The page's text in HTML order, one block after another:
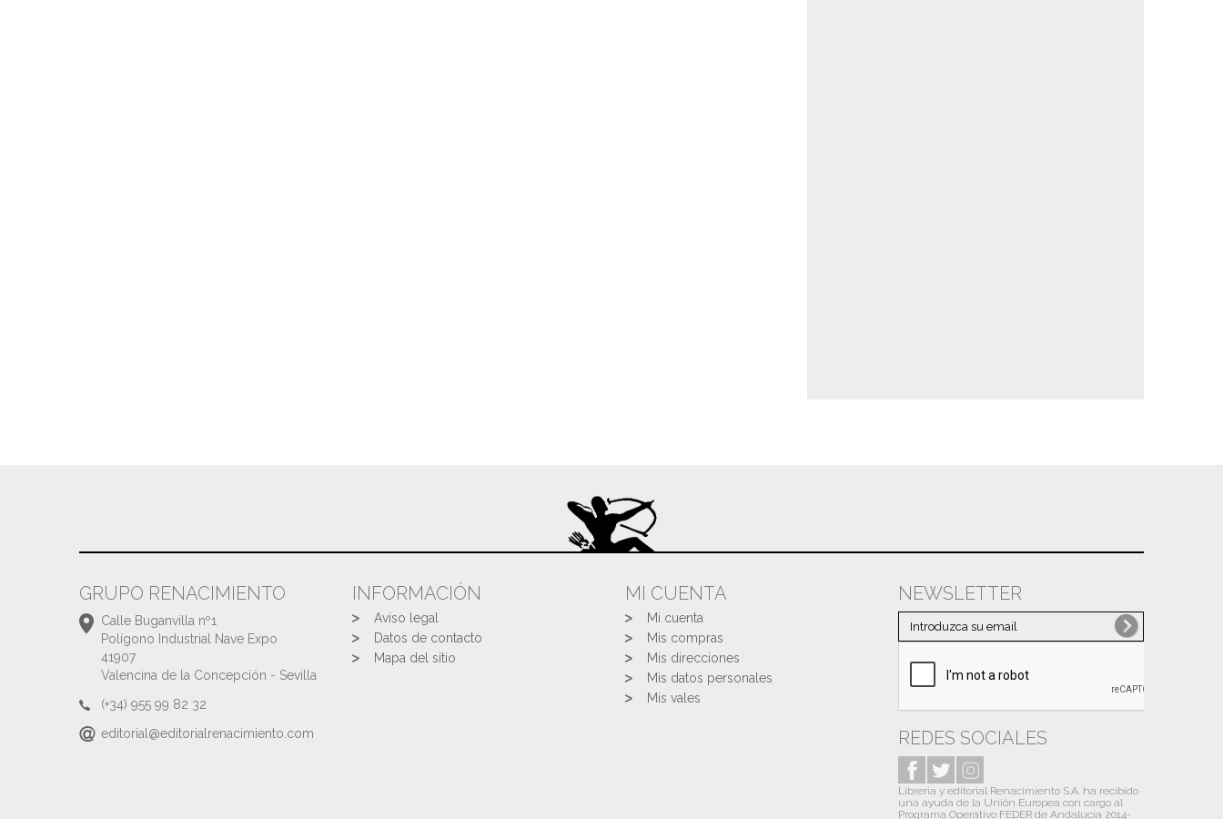
GRUPO RENACIMIENTO
Calle Buganvilla nº1
Polígono Industrial Nave Expo
41907
Valencina de la Concepción - Sevilla
(+34) 955 99 82 32
editorial@editorialrenacimiento.com
INFORMACIÓN
Aviso legal
Datos de contacto
Mapa del sitio
MI CUENTA
Mi cuenta
Mis compras
Mis direcciones
Mis datos personales
Mis vales
NEWSLETTER
REDES SOCIALES
Librería y editorial Renacimiento S.A. ha recibido
una ayuda de la Unión Europea con cargo al
Programa Operativo FEDER de Andalucía 2014-